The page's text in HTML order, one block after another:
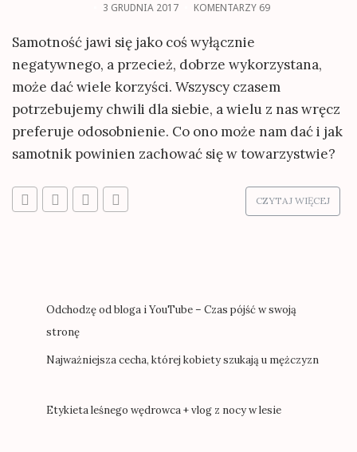
3 GRUDNIA 2017 KOMENTARZY 69
Samotność jawi się jako coś wyłącznie
negatywnego, a przecież, dobrze wykorzystana,
może dać wiele korzyści. Wszyscy czasem
potrzebujemy chwili dla siebie, a wielu z nas wręcz
preferuje odosobnienie. Co ono może nam dać i jak
samotnik powinien zachować się w towarzystwie?
CZYTAJ WIĘCEJ
Odchodzę od bloga i YouTube – Czas pójść w swoją
stronę
Najważniejsza cecha, której kobiety szukają u mężczyzn
Etykieta leśnego wędrowca + vlog z nocy w lesie